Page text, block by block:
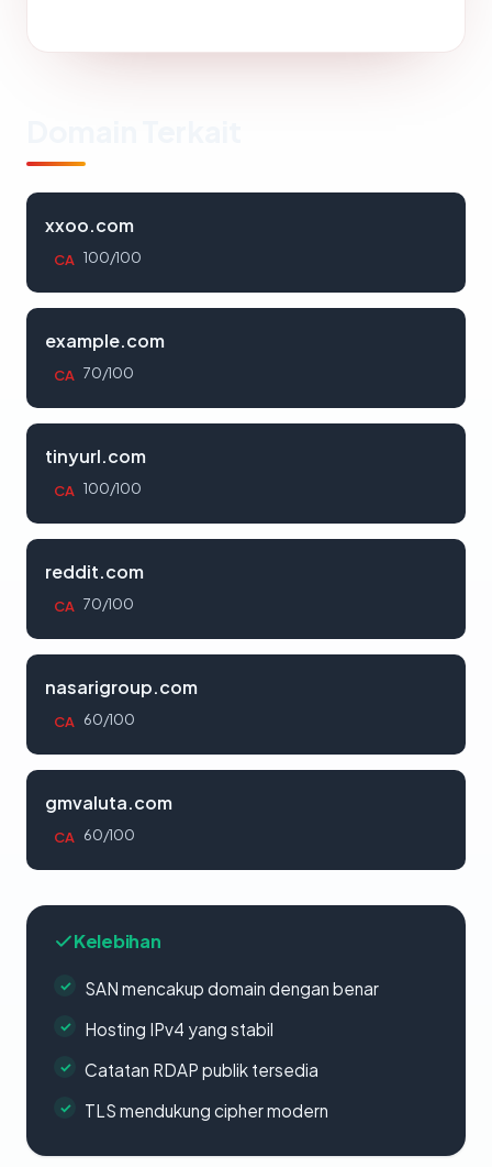
xxoo.com
CA 100/100
example.com
CA 70/100
tinyurl.com
CA 100/100
reddit.com
CA 70/100
nasarigroup.com
CA 60/100
gmvaluta.com
CA 60/100
Kelebihan
SAN mencakup domain dengan benar
Hosting IPv4 yang stabil
Catatan RDAP publik tersedia
TLS mendukung cipher modern